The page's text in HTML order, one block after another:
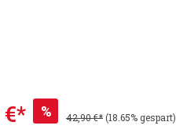
% 42,90 €*(18.65% gespart)